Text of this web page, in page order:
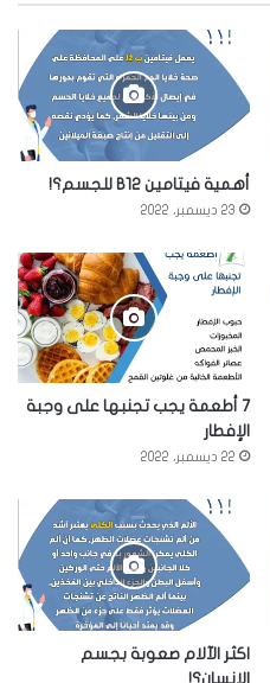
أهمية فيتامين B12 للجسم؟!
23 ديسمبر، 2022
7 أطعمة يجب تجنبها على وجبة
الإفطار
22 ديسمبر، 2022
اكثر الآلام صعوبة بجسم
الانسان؟!